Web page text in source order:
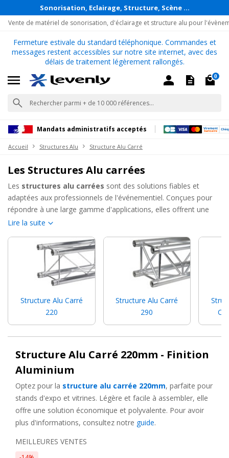
Sonorisation, Eclairage, Structure, Scène ...
Vente de matériel de sonorisation, d'éclairage et structure alu pour
Fermeture estivale du standard téléphonique. Commandes et
messages restent accessibles sur notre site internet, avec des
délais de traitement légèrement rallongés.
0
Mandats administratifs acceptés
Accueil Structures Alu Structure Alu Carré
Les Structures Alu carrées
Les structures alu carrées sont des solutions fiables et
adaptées aux professionnels de l'événementiel. Conçues pour
répondre à une large gamme d'applications, elles offrent une
robustesse et une esthétique soignée. Stands d'exposition,
Levenly garantissent des performances adaptées à vos besoins
Découvrez notre sélection de structures alupour concevoir
Structure aluminium carré : Pourquoi
Lesstructures aluminium carréesse distinguent par leur
conception robuste, capable de supporter des charges
importantes. Contrairement aux modèles triangulaires, elles
offrent une stabilité renforcée, idéale pour des projets
nécessitant une base solide.
Grâce à leur modularité, ces structures conviennent
parfaitement pour :
Stands d'exposition
Lire la suite
Structure Alu Carré
220
Structure Alu Carré
290
Structure Alu Carré 220mm - Finition
Aluminium
Optez pour la structure alu carrée 220mm, parfaite pour
stands d'expo et vitrines. Légère et facile à assembler, elle
offre une solution économique et polyvalente. Pour avoir
plus d'informations, consultez notre guide.
MEILLEURES VENTES